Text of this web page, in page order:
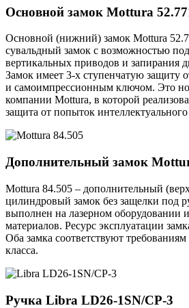
Основной замок Mottura
Основной (нижний) замок Mottura
сувальдный замок с возможностью
вертикальных приводов и запирания
Замок имеет 3-х ступенчатую защиту
и самоимпрессионным ключом. Это
компании Mottura, в которой
защита от попыток
Дополнительный замок
Mottura 84.505 – дополнительный
цилиндровый замок без защелки под
выполнен на лазерном оборудовании
материалов. Ресурс эксплуатации
Оба замка соответствуют
класса.
Ручка Libra LD26-1SN/CP-3